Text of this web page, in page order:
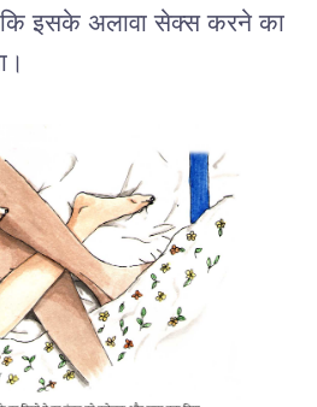
इसके अलावा सेक्स करने का